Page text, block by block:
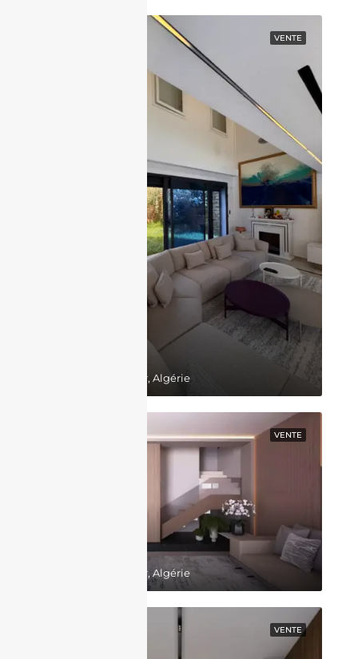
VENTE
Belgaid, Bir El Djir, Algérie
VENTE
Belgaid, Bir El Djir, Algérie
VENTE